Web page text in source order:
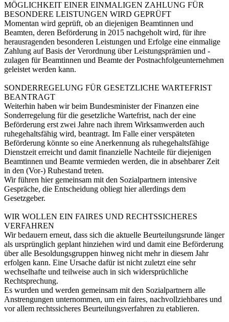
MÖGLICHKEIT EINER EINMALIGEN ZAHLUNG FÜR
BESONDERE LEISTUNGEN WIRD GEPRÜFT
Momentan wird geprüft, ob an diejenigen Beamtinnen und
Beamten, deren Beförderung in 2015 nachgeholt wird, für ihre
herausragenden besonderen Leistungen und Erfolge eine einmalige
Zahlung auf Basis der Verordnung über Leistungsprämien und -
zulagen für Beamtinnen und Beamte der Postnachfolgeunternehmen
geleistet werden kann.
SONDERREGELUNG FÜR GESETZLICHE WARTEFRIST
BEANTRAGT
Weiterhin haben wir beim Bundesminister der Finanzen eine
Sonderregelung für die gesetzliche Wartefrist, nach der eine
Beförderung erst zwei Jahre nach ihrem Wirksamwerden auch
ruhegehaltsfähig wird, beantragt. Im Falle einer verspäteten
Beförderung könnte so eine Anerkennung als ruhegehaltsfähige
Dienstzeit erreicht und damit finanzielle Nachteile für diejenigen
Beamtinnen und Beamte vermieden werden, die in absehbarer Zeit
in den (Vor-) Ruhestand treten.
Wir führen hier gemeinsam mit den Sozialpartnern intensive
Gespräche, die Entscheidung obliegt hier allerdings dem
Gesetzgeber.
WIR WOLLEN EIN FAIRES UND RECHTSSICHERES
VERFAHREN
Wir bedauern erneut, dass sich die aktuelle Beurteilungsrunde länger
als ursprünglich geplant hinziehen wird und damit eine Beförderung
über alle Besoldungsgruppen hinweg nicht mehr in diesem Jahr
erfolgen kann. Eine Ursache dafür ist nicht zuletzt eine sehr
wechselhafte und teilweise auch in sich widersprüchliche
Rechtsprechung.
Es wurden und werden gemeinsam mit den Sozialpartnern alle
Anstrengungen unternommen, um ein faires, nachvollziehbares und
vor allem rechtssicheres Beurteilungsverfahren zu etablieren.